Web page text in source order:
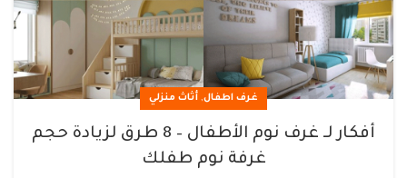
غرف اطفال, أثاث منزلي
أفكار لـ غرف نوم الأطفال – 8 طرق لزيادة حجم
غرفة نوم طفلك